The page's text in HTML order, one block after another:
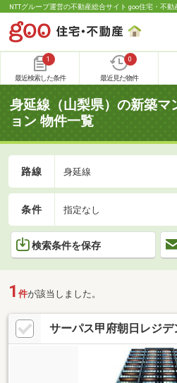
NTTグループ運営の不動産総合サイト goo住宅・不動
1
最近検索した条件
0
最近見た物件
身延線（山梨県）の新築マ
ョン 物件一覧
路線 身延線
条件 指定なし
検索条件を保存
1 件が該当しました。
サーパス甲府朝日レジデ